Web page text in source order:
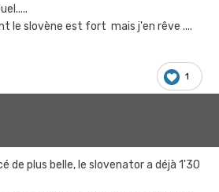
le slovène est fort mais j'en rêve ....
1
de plus belle, le slovenator a déjà 1'30